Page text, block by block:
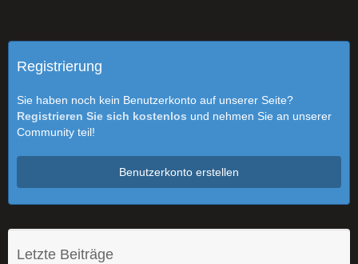
Registrierung
Sie haben noch kein Benutzerkonto auf unserer Seite?
Registrieren Sie sich kostenlos und nehmen Sie an unserer
Community teil!
Benutzerkonto erstellen
Letzte Beiträge